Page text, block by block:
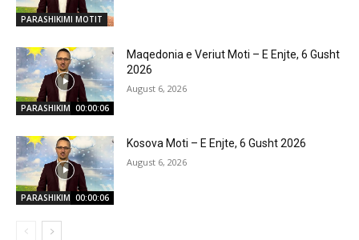
PARASHIKIMI MOTIT
PARASHIKIMI MOTIT
00:00:06
Maqedonia e Veriut Moti – E Enjte, 6 Gusht
2026
August 6, 2026
PARASHIKIMI MOTIT
00:00:06
Kosova Moti – E Enjte, 6 Gusht 2026
August 6, 2026